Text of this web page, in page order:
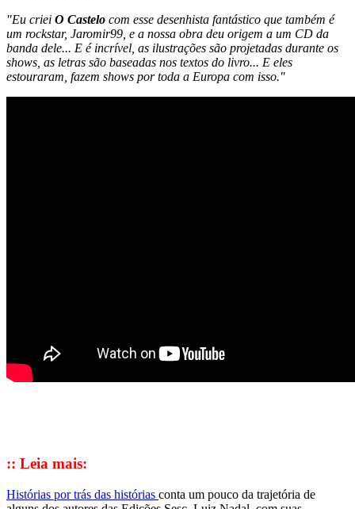
"Eu criei O Castelo com esse desenhista fantástico que também é
um rockstar, Jaromir99, e a nossa obra deu origem a um CD da
banda dele... E é incrível, as ilustrações são projetadas durante os
shows, as letras são baseadas nos textos do livro... E eles
estouraram, fazem shows por toda a Europa com isso."
:: Leia mais:
Histórias por trás das histórias conta um pouco da trajetória de